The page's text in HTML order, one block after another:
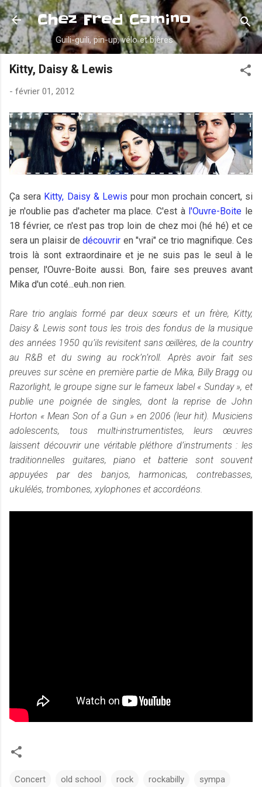
Accéder au contenu principal
Chez Fred Camino
Guili-guili, pin-up, vélo et bières
Kitty, Daisy & Lewis
- février 01, 2012
Ça sera Kitty, Daisy & Lewis pour mon prochain concert, si
je n'oublie pas d'acheter ma place. C'est à l'Ouvre-Boite le
18 février, ce n'est pas trop loin de chez moi (hé hé) et ce
sera un plaisir dedécouvrir en "vrai" ce trio magnifique. Ces
trois là sont extraordinaire et je ne suis pas le seul à le
penser, l'Ouvre-Boite aussi. Bon, faire ses preuves avant
Mika d'un coté...euh..non rien.
Rare trio anglais formé par deux sœurs et un frère, Kitty,
Daisy & Lewis sont tous les trois des fondus de la musique
des années 1950 qu’ils revisitent sans œillères, de la country
au R&B et du swing au rock’n’roll. Après avoir fait ses
preuves sur scène en première partie de Mika, Billy Bragg ou
Razorlight, le groupe signe sur le fameux label « Sunday », et
publie une poignée de singles, dont la reprise de John
Horton « Mean Son of a Gun » en 2006 (leur hit). Musiciens
adolescents, tous multi-instrumentistes, leurs œuvres
laissent découvrir une véritable pléthore d’instruments : les
traditionnelles guitares, piano et batterie sont souvent
appuyées par des banjos, harmonicas, contrebasses,
ukulélés, trombones, xylophones et accordéons.
Concert old school rock rockabilly sympa